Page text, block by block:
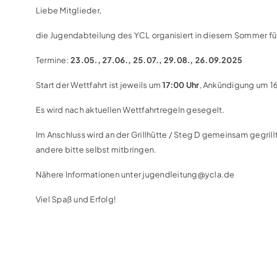
Liebe Mitglieder,
die Jugendabteilung des YCL organisiert in diesem Sommer
Termine:23.05., 27.06., 25.07., 29.08., 26.09.2025
Start der Wettfahrt ist jeweils um17:00 Uhr, Ankündigung um
Es wird nach aktuellen Wettfahrtregeln gesegelt.
Im Anschluss wird an der Grillhütte / Steg D gemeinsam
andere bitte selbst mitbringen.
Nähere Informationen unter jugendleitung@ycla.de
Viel Spaß und Erfolg!